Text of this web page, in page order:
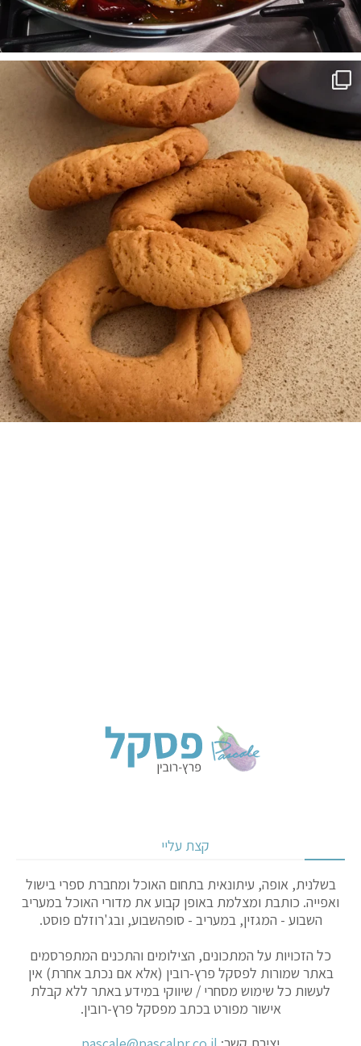
קצת עליי
בשלנית, אופה, עיתונאית בתחום האוכל ומחברת ספרי בישול
ואפייה. כותבת ומצלמת באופן קבוע את מדורי האוכל במעריב
השבוע - המגזין, במעריב - סופהשבוע, ובג'רוזלם פוסט.
כל הזכויות על המתכונים, הצילומים והתכנים המתפרסמים
באתר שמורות לפסקל פרץ-רובין (אלא אם נכתב אחרת) אין
לעשות כל שימוש מסחרי / שיווקי במידע באתר ללא קבלת
אישור מפורט בכתב מפסקל פרץ-רובין.